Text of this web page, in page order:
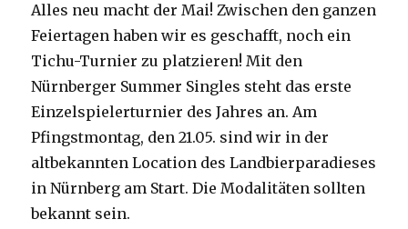
Alles neu macht der Mai! Zwischen den ganzen
Feiertagen haben wir es geschafft, noch ein
Tichu-Turnier zu platzieren! Mit den
Nürnberger Summer Singles steht das erste
Einzelspielerturnier des Jahres an. Am
Pfingstmontag, den 21.05. sind wir in der
altbekannten Location des Landbierparadieses
in Nürnberg am Start. Die Modalitäten sollten
bekannt sein.